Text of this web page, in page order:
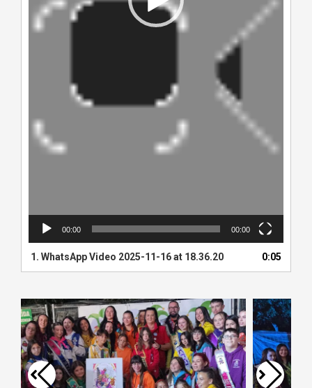
00:00 00:00
1. WhatsApp Video 2025-11-16 at 18.36.20 0:05